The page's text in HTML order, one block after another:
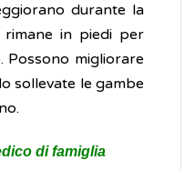
durante la
in piedi per
Possono migliorare
sollevate le gambe
di famiglia